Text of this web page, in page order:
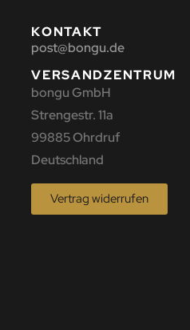
KONTAKT
post@bongu.de
VERSANDZENTRUM
bongu GmbH
Strengestr. 11a
99885 Ohrdruf
Deutschland
Vertrag widerrufen